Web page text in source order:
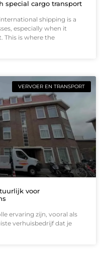
special cargo transport
shipping is a
especially when it
This is where the
VERVOER EN TRANSPORT
voor
ervaring zijn, vooral als
verhuisbedrijf dat je